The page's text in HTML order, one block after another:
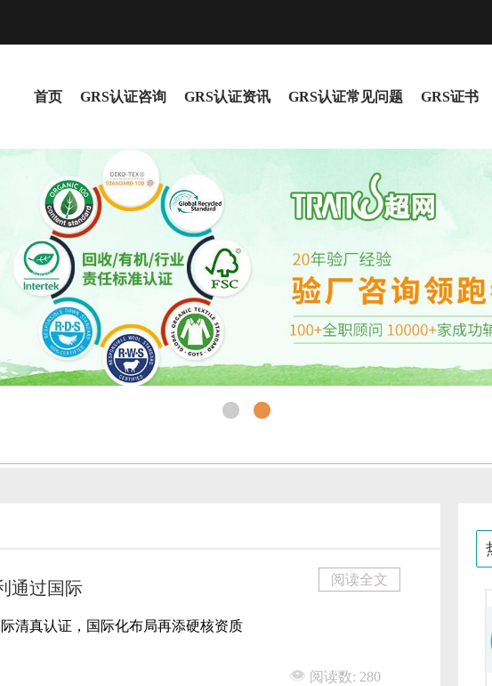
首页 GRS认证咨询 GRS认证资讯 GRS认证常见问题 GRS证书
通过国际
阅读全文
清真认证，国际化布局再添硬核资质
阅读数: 280